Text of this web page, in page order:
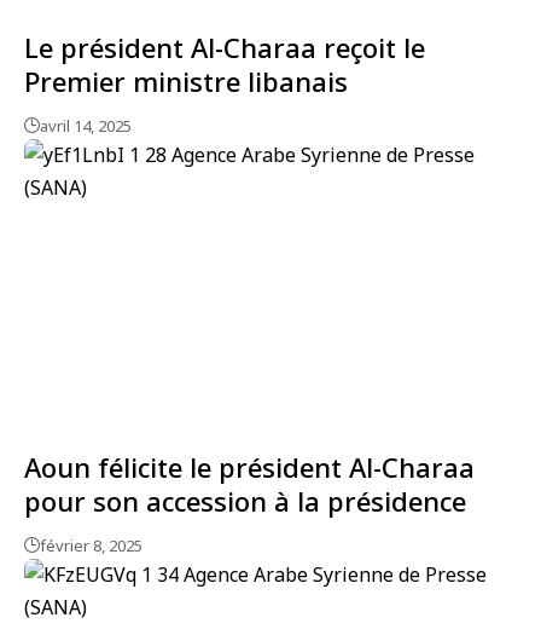
Le président Al-Charaa reçoit le
Premier ministre libanais
avril 14, 2025
Aoun félicite le président Al-Charaa
pour son accession à la présidence
février 8, 2025